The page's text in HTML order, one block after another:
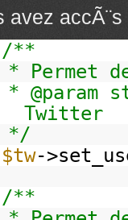
avez
/**
* Permet
* @param
Twitter
*/
$tw-
/**